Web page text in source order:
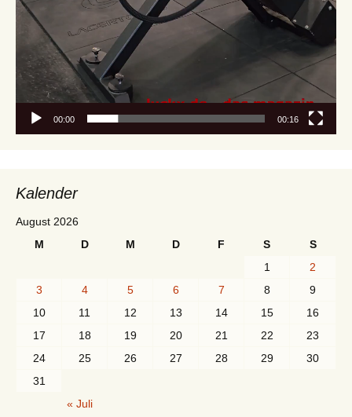
00:00 00:16
Kalender
August 2026
M
D M D F S
S
1
2
3
4 5 6 7 8
9
10
11 12 13 14 15
16
17
18 19 20 21 22
23
24
25 26 27 28 29
30
31
« Juli